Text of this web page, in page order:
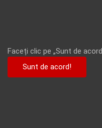
Faceți clic pe „Sunt de
Sunt de acord!